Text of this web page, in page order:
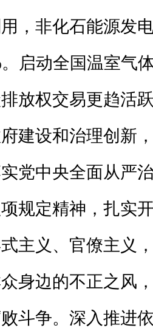
，非化石能源发
启动全国温室气
放权交易更趋活
建设和治理创新
党中央全面从严
规定精神，扎实
主义、官僚主义
身边的不正之风
斗争。深入推进